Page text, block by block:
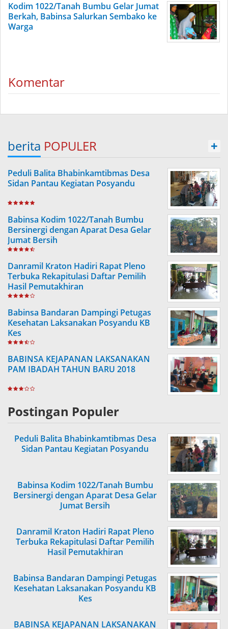
Kodim 1022/Tanah Bumbu Gelar Jumat
Berkah, Babinsa Salurkan Sembako ke
Warga
Komentar
berita POPULER +
Peduli Balita Bhabinkamtibmas Desa
Sidan Pantau Kegiatan Posyandu
Babinsa Kodim 1022/Tanah Bumbu
Bersinergi dengan Aparat Desa Gelar
Jumat Bersih
Danramil Kraton Hadiri Rapat Pleno
Terbuka Rekapitulasi Daftar Pemilih
Hasil Pemutakhiran
Babinsa Bandaran Dampingi Petugas
Kesehatan Laksanakan Posyandu KB
Kes
BABINSA KEJAPANAN LAKSANAKAN
PAM IBADAH TAHUN BARU 2018
Postingan Populer
Peduli Balita Bhabinkamtibmas Desa
Sidan Pantau Kegiatan Posyandu
Babinsa Kodim 1022/Tanah Bumbu
Bersinergi dengan Aparat Desa Gelar
Jumat Bersih
Danramil Kraton Hadiri Rapat Pleno
Terbuka Rekapitulasi Daftar Pemilih
Hasil Pemutakhiran
Babinsa Bandaran Dampingi Petugas
Kesehatan Laksanakan Posyandu KB
Kes
BABINSA KEJAPANAN LAKSANAKAN